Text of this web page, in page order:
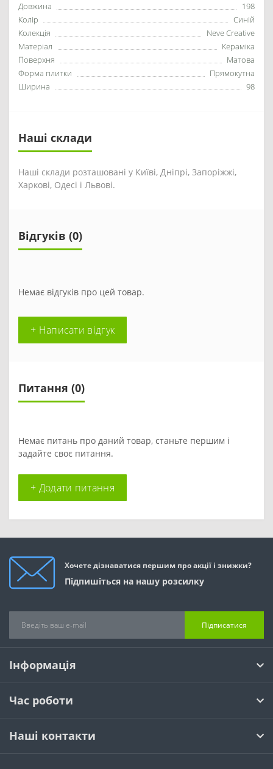
Довжина
198
Колір
Синій
Колекція
Neve Creative
Матеріал
Кераміка
Поверхня
Матова
Форма плитки
Прямокутна
Ширина
98
Наші склади
Наші склади розташовані у Київі, Дніпрі, Запоріжжі,
Харкові, Одесі і Львові.
Відгуків (0)
Немає відгуків про цей товар.
+ Написати відгук
Питання (0)
Немає питань про даний товар, станьте першим і
задайте своє питання.
+ Додати питання
Хочете дізнаватися першим про акції і знижки?
Підпишіться на нашу розсилку
Підписатися
Інформація
Час роботи
Наші контакти